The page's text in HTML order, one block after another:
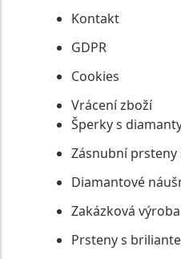
Kontakt
GDPR
Cookies
Vrácení zboží
Šperky s
Zásnubní
Diamantové
Zakázková
Prsteny s